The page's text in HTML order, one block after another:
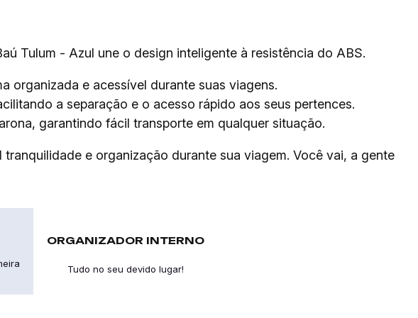
Tulum - Azul une o design inteligente à resistência do ABS.
organizada e acessível durante suas viagens.
a separação e o acesso rápido aos seus pertences.
garantindo fácil transporte em qualquer situação.
e organização durante sua viagem. Você vai, a gente
ORGANIZADOR INTERNO
Tudo no seu devido lugar!